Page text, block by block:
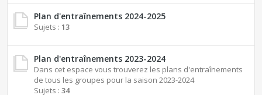
Plan d'entraînements 2024-2025
Sujets : 13
Plan d'entraînements 2023-2024
Dans cet espace vous trouverez les plans d'entraînements
de tous les groupes pour la saison 2023-2024
Sujets : 34